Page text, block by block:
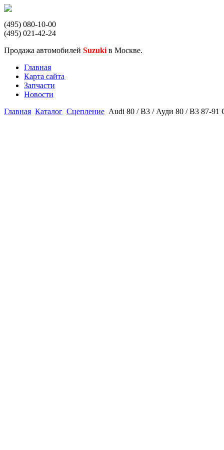
(495) 080-10-00
(495) 021-42-24
Продажа автомобилей Suzuki в Москве.
Главная
Карта сайта
Запчасти
Новости
Главная Каталог Сцепление Audi 80 / B3 / Ауди 80 / B3 87-91